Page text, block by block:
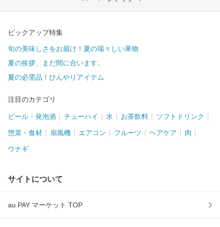
ピックアップ特集
旬の美味しさをお届け！夏の瑞々しい果物
夏の挨拶、まだ間に合います。
夏の必需品！ひんやりアイテム
注目のカテゴリ
ビール・発泡酒 チューハイ 水 お茶飲料 ソフトドリンク
惣菜・食材 扇風機 エアコン フルーツ ヘアケア 肉
ウナギ
サイトについて
au PAY マーケット TOP